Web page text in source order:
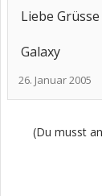
Liebe Grüsse
Galaxy
26. Januar 2005
(Du musst